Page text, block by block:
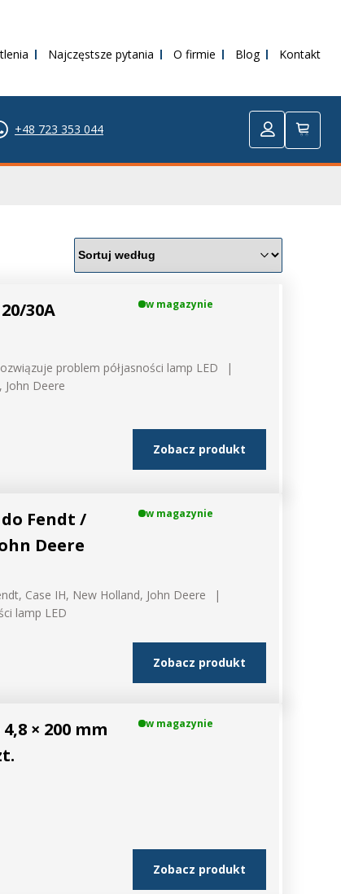
Najczęstsze pytania O firmie Blog Kontakt
+48 723 353 044
idealnie dopasowane lampy, zapewniające
oświetlenia.
30A w magazynie
problem półjasności lamp LED
John Deere
Zobacz produkt
Fendt /
Deere
w magazynie
Case IH, New Holland, John Deere
lamp LED
Zobacz produkt
× 200 mm
w magazynie
Zobacz produkt